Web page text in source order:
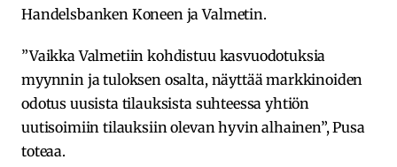
Handelsbanken Koneen ja Valmetin.
”Vaikka Valmetiin kohdistuu kasvuodotuksia
myynnin ja tuloksen osalta, näyttää markkinoiden
odotus uusista tilauksista suhteessa yhtiön
uutisoimiin tilauksiin olevan hyvin alhainen”, Pusa
toteaa.